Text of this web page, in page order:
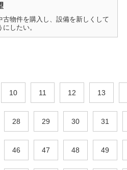
古物件を購入し、設備を新しくして
したい。
10 11 12 13
28 29 30 31
46 47 48 49